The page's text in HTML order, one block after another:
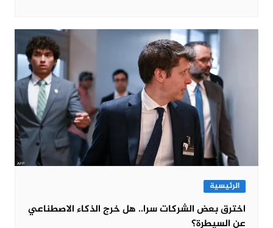
الرئيسية
اخترق بعض الشركات سرا.. هل خرج الذكاء الاصطناعي
عن السيطرة؟